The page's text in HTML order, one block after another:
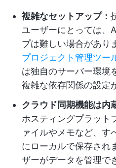
複雑なセットアップ：
ユーザーにとっては、
プは難しい場合があり
プロジェクト管理ツー
は独自のサーバー環境
複雑な依存関係の設定
クラウド同期機能は内
ホスティングプラット
ァイルやメモなど、す
にローカルで保存され
ザーがデータを管理で